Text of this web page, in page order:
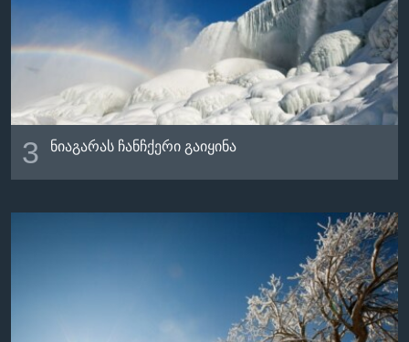
3 ნიაგარას ჩანჩქერი გაიყინა